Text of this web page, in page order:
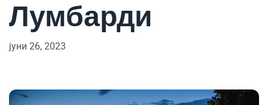
Лумбарди
јуни 26, 2023